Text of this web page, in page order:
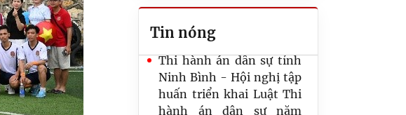
Những điểm mới về thu,
nộp đảng phí đối với
Đảng viên
Quy định mới của Luật
THADS năm 2025 và các
Tin nóng
Thi hành án dân sự tỉnh
huấn triển khai Luật Thi
hành án dân sự năm
2025